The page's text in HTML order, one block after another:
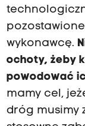
wykonawcę.
ochoty, żeby
powodować
mamy cel,
dróg musimy